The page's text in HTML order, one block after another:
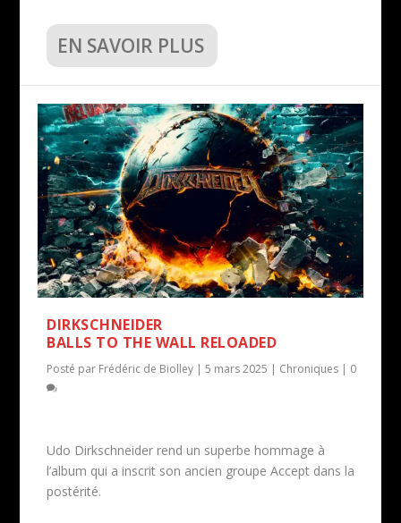
EN SAVOIR PLUS
DIRKSCHNEIDER
BALLS TO THE WALL RELOADED
Posté par Frédéric de Biolley |5 mars 2025 | Chroniques | 0
Udo Dirkschneider rend un superbe hommage à
l’album qui a inscrit son ancien groupe Accept dans la
postérité.